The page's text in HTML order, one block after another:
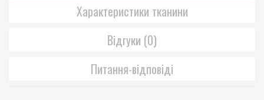
Характеристики тканини
Відгуки (0)
Питання-відповіді